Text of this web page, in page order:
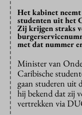
Het kabinet
studenten uit het
Zij krijgen straks
met dat nummer
Minister van
Caribische
gaan studeren uit
hij bekend dat zij
vertrekken via